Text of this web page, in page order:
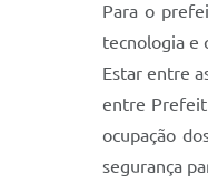
Para o
tecnologia e
Estar entre
entre
ocupação
segurança